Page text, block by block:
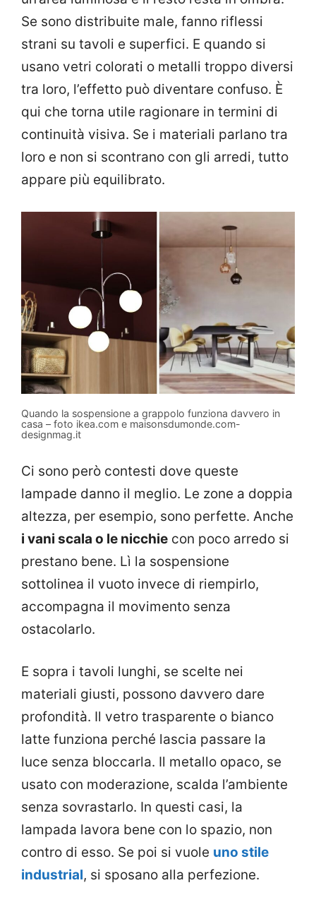
Se sono distribuite male, fanno riflessi
strani su tavoli e superfici. E quando si
usano vetri colorati o metalli troppo diversi
tra loro, l’effetto può diventare confuso. È
qui che torna utile ragionare in termini di
continuità visiva. Se i materiali parlano tra
loro e non si scontrano con gli arredi, tutto
appare più equilibrato.
Quando la sospensione a grappolo funziona davvero in
casa – foto ikea.com e maisonsdumonde.com-
designmag.it
Ci sono però contesti dove queste
lampade danno il meglio. Le zone a doppia
altezza, per esempio, sono perfette. Anche
i vani scala o le nicchie con poco arredo si
prestano bene. Lì la sospensione
sottolinea il vuoto invece di riempirlo,
accompagna il movimento senza
ostacolarlo.
E sopra i tavoli lunghi, se scelte nei
materiali giusti, possono davvero dare
profondità. Il vetro trasparente o bianco
latte funziona perché lascia passare la
luce senza bloccarla. Il metallo opaco, se
usato con moderazione, scalda l’ambiente
senza sovrastarlo. In questi casi, la
lampada lavora bene con lo spazio, non
contro di esso. Se poi si vuole uno stile
industrial, si sposano alla perfezione.